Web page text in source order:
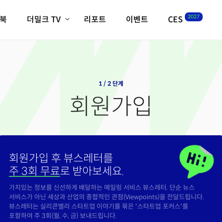
더밀크 TV
크리스의 뉴욕 시그널
밸리토크
리포트 이벤트 CES 2027
1 / 2 단계
회원가입
회원가입 후 뷰스레터를
주 3회 무료로 받아보세요.
가치있는 정보를 신선하게 배달하는 메일링 서비스 뷰스레터. 단순 뉴스
서비스가 아닌 세상과 산업의 종합적인 관점(Viewpoints)을 전달드립니다.
뷰스레터는 실리콘밸리 스타트업 이야기를 묶은 '스타트업 포커스'를
포함하여 주 3회(월, 수, 금) 보내드립니다.